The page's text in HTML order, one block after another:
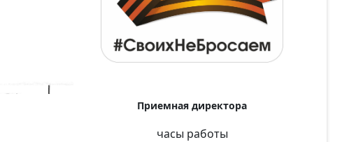
Приемная директора
часы работы